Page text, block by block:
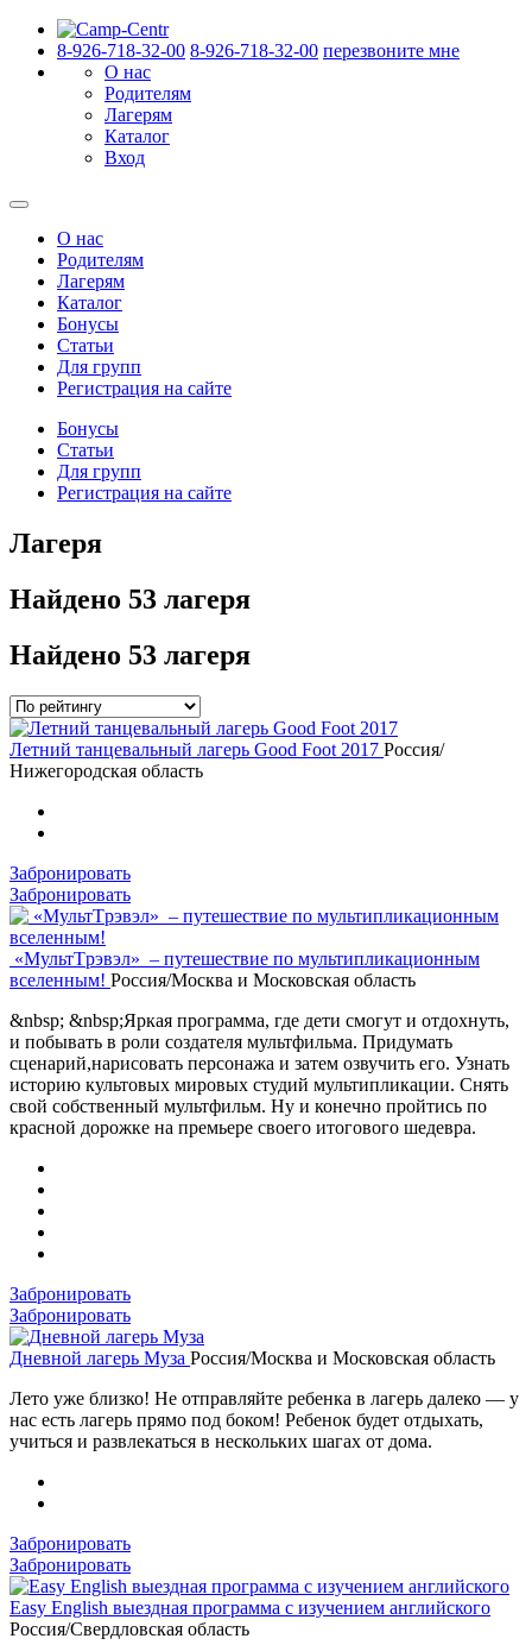
8-926-718-32-00 8-926-718-32-00 перезвоните мне
О нас
Родителям
Лагерям
Каталог
Вход
О нас
Родителям
Лагерям
Каталог
Бонусы
Статьи
Для групп
Регистрация на сайте
Бонусы
Статьи
Для групп
Регистрация на сайте
Лагеря
Найдено 53 лагеря
Найдено 53 лагеря
Летний танцевальный лагерь Good Foot 2017 Россия/
Нижегородская область
Забронировать
Забронировать
«МультTрэвэл» – путешествие по мультипликационным
вселенным! Россия/Москва и Московская область
&nbsp; &nbsp;Яркая программа, где дети смогут и отдохнуть,
и побывать в роли создателя мультфильма. Придумать
сценарий,нарисовать персонажа и затем озвучить его. Узнать
историю культовых мировых студий мультипликации. Снять
свой собственный мультфильм. Ну и конечно пройтись по
красной дорожке на премьере своего итогового шедевра.
Забронировать
Забронировать
Дневной лагерь Муза Россия/Москва и Московская область
Лето уже близко! Не отправляйте ребенка в лагерь далеко — у
нас есть лагерь прямо под боком! Ребенок будет отдыхать,
учиться и развлекаться в нескольких шагах от дома.
Забронировать
Забронировать
Easy English выездная программа с изучением английского
Россия/Свердловская область